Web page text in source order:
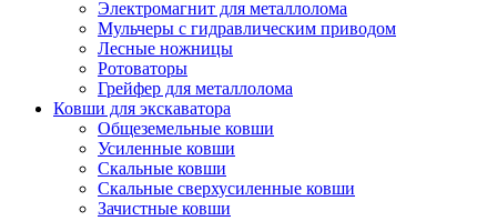
Электромагнит для металлолома
Мульчеры с гидравлическим приводом
Лесные ножницы
Ротоваторы
Грейфер для металлолома
Ковши для экскаватора
Общеземельные ковши
Усиленные ковши
Скальные ковши
Скальные сверхусиленные ковши
Зачистные ковши